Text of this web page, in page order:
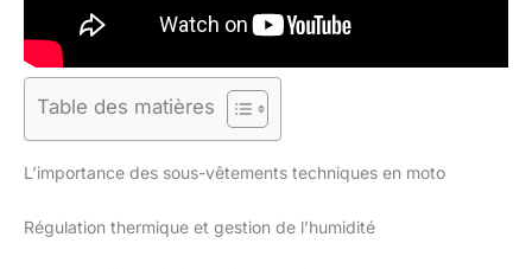
Table des matières
L’importance des sous-vêtements techniques en moto
Régulation thermique et gestion de l’humidité